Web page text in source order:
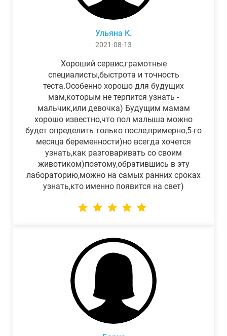
Ульяна К.
2021-08-13
Хороший сервис,грамотные
специалисты,быстрота и точность
теста.Особенно хорошо для будущих
мам,которым не терпится узнать -
мальчик,или девочка) Будущим мамам
хорошо известно,что пол малыша можно
будет определить только после,примерно,5-го
месяца беременности)но всегда хочется
узнать,как разговаривать со своим
животиком)поэтому,обратившись в эту
лабораторию,можно на самых ранних сроках
узнать,кто именно появится на свет)